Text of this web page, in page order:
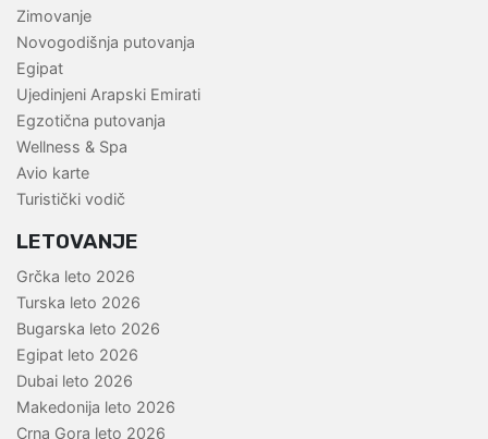
Zimovanje
Novogodišnja putovanja
Egipat
Ujedinjeni Arapski Emirati
Egzotična putovanja
Wellness & Spa
Avio karte
Turistički vodič
LETOVANJE
Grčka leto 2026
Turska leto 2026
Bugarska leto 2026
Egipat leto 2026
Dubai leto 2026
Makedonija leto 2026
Crna Gora leto 2026